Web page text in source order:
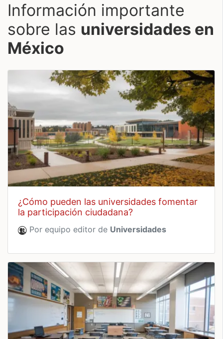
Información importante
sobre las universidades en
México
¿cómo pueden las universidades fomentar
la participación ciudadana?
Por equipo editor de Universidades